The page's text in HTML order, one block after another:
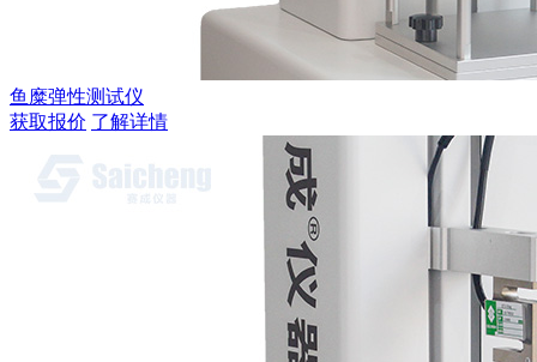
鱼糜弹性测试仪
获取报价 了解详情